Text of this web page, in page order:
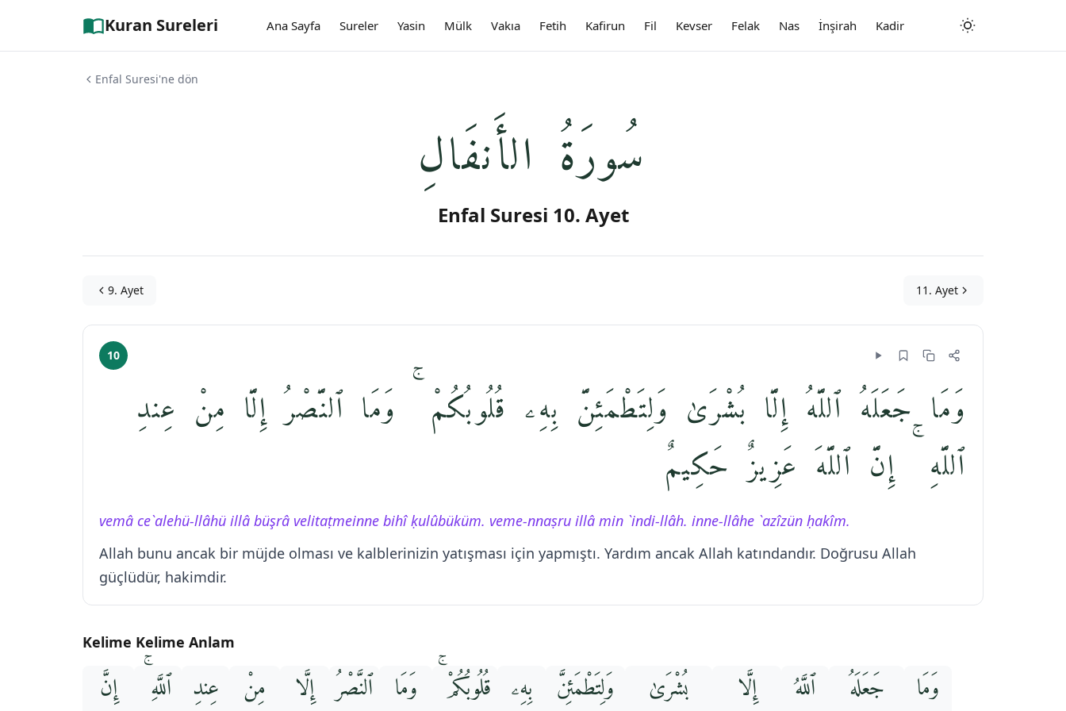
Kuran Sureleri Ana Sayfa Sureler Yasin Mülk Vakıa Fetih Kafirun Fil Kevser Felak Nas İnşirah Kadir
Enfal Suresi'ne dön
سُورَةُ الأَنفَالِ
Enfal Suresi 10. Ayet
9. Ayet 11. Ayet
10
وَمَا جَعَلَهُ ٱللَّهُ إِلَّا بُشْرَىٰ وَلِتَطْمَئِنَّ بِهِۦ قُلُوبُكُمْ ۚ وَمَا ٱلنَّصْرُ إِلَّا مِنْ عِندِ
ٱللَّهِ ۚ إِنَّ ٱللَّهَ عَزِيزٌ حَكِيمٌ
vemâ ce`alehü-llâhü illâ büşrâ velitaṭmeinne bihî ḳulûbüküm. veme-nnaṣru illâ min `indi-llâh. inne-llâhe `azîzün ḥakîm.
Allah bunu ancak bir müjde olması ve kalblerinizin yatışması için yapmıştı. Yardım ancak Allah katındandır. Doğrusu Allah
güçlüdür, hakimdir.
Kelime Kelime Anlam
وَمَا جَعَلَهُ ٱللَّهُ إِلَّا بُشْرَىٰ وَلِتَطْمَئِنَّ بِهِۦ قُلُوبُكُمْ ۚ وَمَا ٱلنَّصْرُ إِلَّا مِنْ عِندِ ٱللَّهِ ۚ إِنَّ